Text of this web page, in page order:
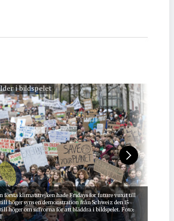
första klimatstrejken hade Fridays for future vuxit till
höger syns en demonstration från Schweiz den 15
höger om siffrorna för att bläddra i bildspelet. Foto:
i bildspelet